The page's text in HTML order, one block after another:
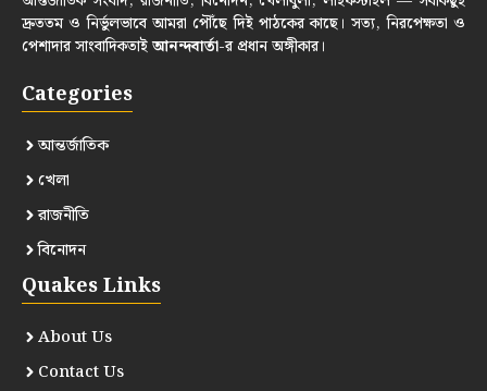
দ্রুততম ও নির্ভুলভাবে আমরা পৌঁছে দিই পাঠকের কাছে। সত্য, নিরপেক্ষতা ও
পেশাদার সাংবাদিকতাইআনন্দবার্তা-র প্রধান অঙ্গীকার।
Categories
আন্তর্জাতিক
খেলা
রাজনীতি
বিনোদন
Quakes Links
About Us
Contact Us